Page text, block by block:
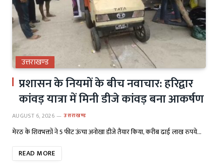
उत्तराखण्ड
प्रशासन के नियमों के बीच नवाचार: हरिद्वार
कांवड़ यात्रा में मिनी डीजे कांवड़ बना आकर्षण
AUGUST 6, 2026 उत्तराखण्ड
मेरठ के शिवभक्तों ने 5 फीट ऊंचा अनोखा डीजे तैयार किया, करीब ढाई लाख रुपये…
READ MORE